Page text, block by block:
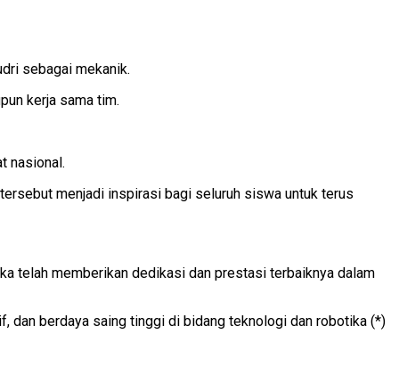
sebagai mekanik.
kerja sama tim.
nasional.
menjadi inspirasi bagi seluruh siswa untuk terus
telah memberikan dedikasi dan prestasi terbaiknya dalam
dan berdaya saing tinggi di bidang teknologi dan robotika (*)